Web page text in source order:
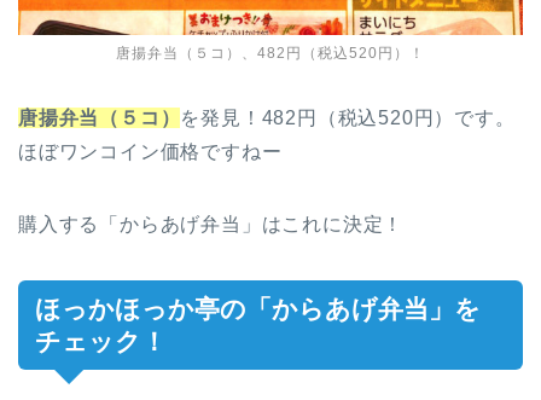
唐揚弁当（５コ）、482円（税込520円）！
唐揚弁当（５コ） を発見！482円（税込520円）です。
ほぼワンコイン価格ですねー
購入する「からあげ弁当」はこれに決定！
ほっかほっか亭の「からあげ弁当」を
チェック！